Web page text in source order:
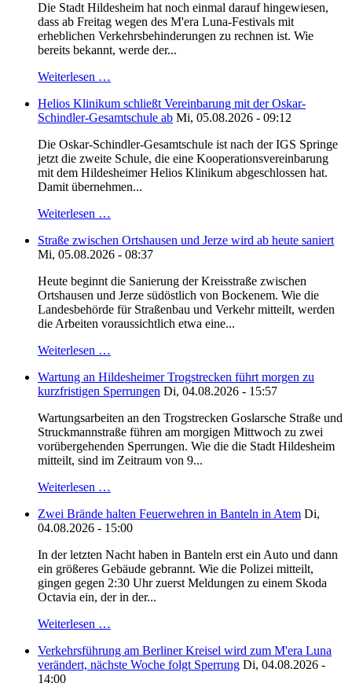
Die Stadt Hildesheim hat noch einmal darauf hingewiesen,
dass ab Freitag wegen des M'era Luna-Festivals mit
erheblichen Verkehrsbehinderungen zu rechnen ist. Wie
bereits bekannt, werde der...
Weiterlesen …
Helios Klinikum schließt Vereinbarung mit der Oskar-
Schindler-Gesamtschule ab Mi, 05.08.2026 - 09:12
Die Oskar-Schindler-Gesamtschule ist nach der IGS Springe
jetzt die zweite Schule, die eine Kooperationsvereinbarung
mit dem Hildesheimer Helios Klinikum abgeschlossen hat.
Damit übernehmen...
Weiterlesen …
Straße zwischen Ortshausen und Jerze wird ab heute saniert
Mi, 05.08.2026 - 08:37
Heute beginnt die Sanierung der Kreisstraße zwischen
Ortshausen und Jerze südöstlich von Bockenem. Wie die
Landesbehörde für Straßenbau und Verkehr mitteilt, werden
die Arbeiten voraussichtlich etwa eine...
Weiterlesen …
Wartung an Hildesheimer Trogstrecken führt morgen zu
kurzfristigen Sperrungen Di, 04.08.2026 - 15:57
Wartungsarbeiten an den Trogstrecken Goslarsche Straße und
Struckmannstraße führen am morgigen Mittwoch zu zwei
vorübergehenden Sperrungen. Wie die die Stadt Hildesheim
mitteilt, sind im Zeitraum von 9...
Weiterlesen …
Zwei Brände halten Feuerwehren in Banteln in Atem Di,
04.08.2026 - 15:00
In der letzten Nacht haben in Banteln erst ein Auto und dann
ein größeres Gebäude gebrannt. Wie die Polizei mitteilt,
gingen gegen 2:30 Uhr zuerst Meldungen zu einem Skoda
Octavia ein, der in der...
Weiterlesen …
Verkehrsführung am Berliner Kreisel wird zum M'era Luna
verändert, nächste Woche folgt Sperrung Di, 04.08.2026 -
14:00